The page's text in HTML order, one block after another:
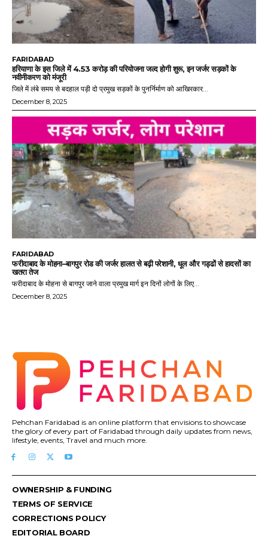
FARIDABAD
हरियाणा के इस जिले में 4.53 करोड़ की परियोजना जल्द होगी शुरू, इन जर्जर सड़कों के
नवीनीकरण को मंजूरी
जिले में लंबे समय से बदहाल पड़ी दो प्रमुख सड़कों के पुनर्निर्माण को आखिरकार...
December 8, 2025
FARIDABAD
फरीदाबाद के मोहना–बागपुर रोड की जर्जर हालत से बढ़ी परेशानी, धूल और गड्ढों से हादसों का
खतरा तेज
फरीदाबाद के मोहना से बागपुर जाने वाला प्रमुख मार्ग इन दिनों लोगों के लिए...
December 8, 2025
Pehchan Faridabad is an online platform that envisions to showcase
the glory of every part of Faridabad through daily updates from news,
lifestyle, events, Travel and much more.
OWNERSHIP & FUNDING
TERMS OF SERVICE
CORRECTIONS POLICY
EDITORIAL BOARD